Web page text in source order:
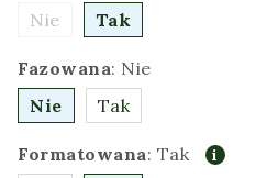
Nie
Tak
Fazowana: Nie
Nie
Tak
Formatowana: Tak